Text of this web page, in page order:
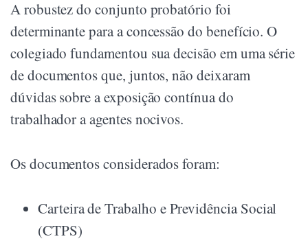
A robustez do conjunto probatório foi
determinante para a concessão do benefício. O
colegiado fundamentou sua decisão em uma série
de documentos que, juntos, não deixaram
dúvidas sobre a exposição contínua do
trabalhador a agentes nocivos.
Os documentos considerados foram:
Carteira de Trabalho e Previdência Social
(CTPS)